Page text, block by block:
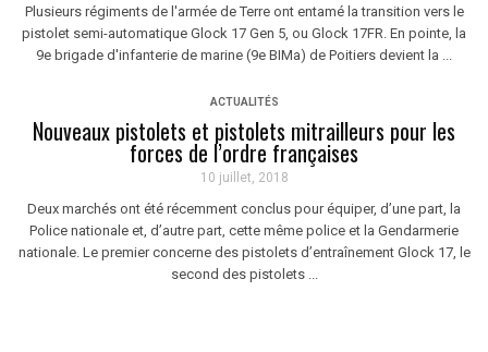
Plusieurs régiments de l'armée de Terre ont entamé la transition vers le
pistolet semi-automatique Glock 17 Gen 5, ou Glock 17FR. En pointe, la
9e brigade d'infanterie de marine (9e BIMa) de Poitiers devient la ...
ACTUALITÉS
Nouveaux pistolets et pistolets mitrailleurs pour les
forces de l’ordre françaises
10 juillet, 2018
Deux marchés ont été récemment conclus pour équiper, d’une part, la
Police nationale et, d’autre part, cette même police et la Gendarmerie
nationale. Le premier concerne des pistolets d’entraînement Glock 17, le
second des pistolets ...